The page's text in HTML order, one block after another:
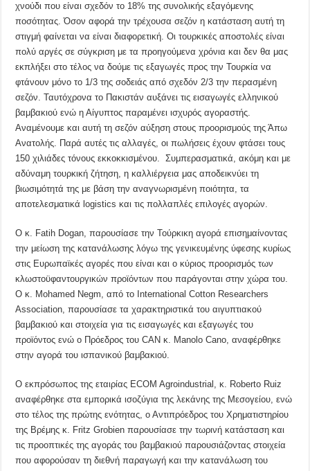
χνούδι που είναι σχεδόν το 18% της συνολικής εξαγόμενης
ποσότητας. Όσον αφορά την τρέχουσα σεζόν η κατάσταση αυτή τη
στιγμή φαίνεται να είναι διαφορετική. Οι τουρκικές αποστολές είναι
πολύ αργές σε σύγκριση με τα προηγούμενα χρόνια και δεν θα μας
εκπλήξει στο τέλος να δούμε τις εξαγωγές προς την Τουρκία να
φτάνουν μόνο το 1/3 της σοδειάς από σχεδόν 2/3 την περασμένη
σεζόν. Ταυτόχρονα το Πακιστάν αυξάνει τις εισαγωγές ελληνικού
βαμβακιού ενώ η Αίγυπτος παραμένει ισχυρός αγοραστής.
Αναμένουμε και αυτή τη σεζόν αύξηση στους προορισμούς της Άπω
Ανατολής. Παρά αυτές τις αλλαγές, οι πωλήσεις έχουν φτάσει τους
150 χιλιάδες τόνους εκκοκκισμένου. Συμπερασματικά, ακόμη και με
αδύναμη τουρκική ζήτηση, η καλλιέργεια μας αποδεικνύει τη
βιωσιμότητά της με βάση την αναγνωρισμένη ποιότητα, τα
αποτελεσματικά logistics και τις πολλαπλές επιλογές αγορών.
Ο κ. Fatih Dogan, παρουσίασε την Τούρκικη αγορά επισημαίνοντας
την μείωση της κατανάλωσης λόγω της γενικευμένης ύφεσης κυρίως
στις Ευρωπαϊκές αγορές που είναι και ο κύριος προορισμός των
κλωστοϋφαντουργικών προϊόντων που παράγονται στην χώρα του.
Ο κ. Mohamed Negm, από το International Cotton Researchers
Association, παρουσίασε τα χαρακτηριστικά του αιγυπτιακού
βαμβακιού και στοιχεία για τις εισαγωγές και εξαγωγές του
προϊόντος ενώ ο Πρόεδρος του CAN κ. Manolo Cano, αναφέρθηκε
στην αγορά του ισπανικού βαμβακιού.
Ο εκπρόσωπος της εταιρίας ECOM Agroindustrial, κ. Roberto Ruiz
αναφέρθηκε στα εμπορικά ισοζύγια της λεκάνης της Μεσογείου, ενώ
στο τέλος της πρώτης ενότητας, ο Αντιπρόεδρος του Χρηματιστηρίου
της Βρέμης κ. Fritz Grobien παρουσίασε την τωρινή κατάσταση και
τις προοπτικές της αγοράς του βαμβακιού παρουσιάζοντας στοιχεία
που αφορούσαν τη διεθνή παραγωγή και την κατανάλωση του